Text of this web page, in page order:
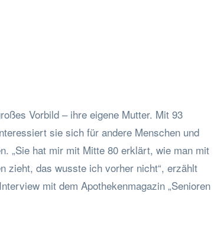
Vorbild – ihre eigene Mutter. Mit 93
sie sich für andere Menschen und
„Sie hat mir mit Mitte 80 erklärt, wie man mit
zieht, das wusste ich vorher nicht“, erzählt
mit dem Apothekenmagazin „Senioren